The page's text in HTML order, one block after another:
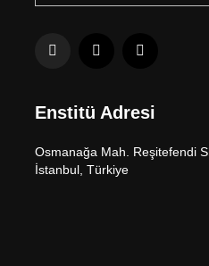
Enstitü Adresi
Osmanağa Mah. Reşitefendi
İstanbul, Türkiye